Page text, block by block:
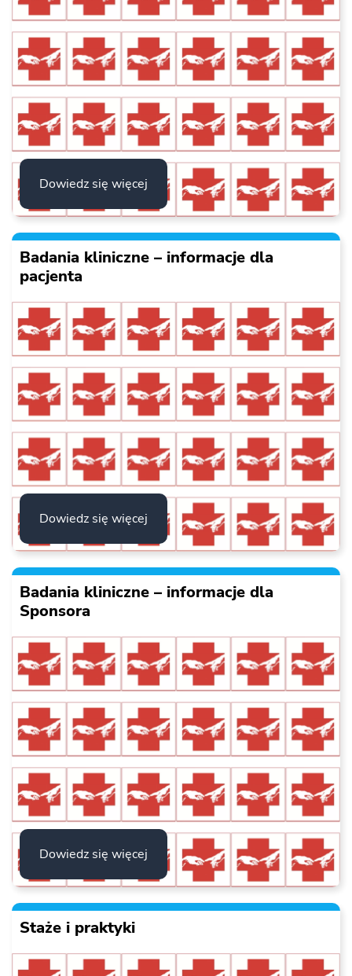
Dowiedz się więcej
Badania kliniczne – informacje dla
pacjenta
Dowiedz się więcej
Badania kliniczne – informacje dla
Sponsora
Dowiedz się więcej
Staże i praktyki